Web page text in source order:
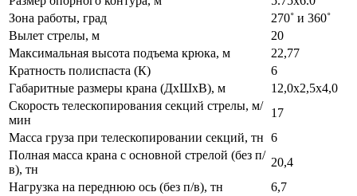
Зона работы, град
270˚ и 360˚
Вылет стрелы, м
20
Максимальная высота подъема крюка, м
22,77
Кратность полиспаста (К)
6
Габаритные размеры крана (ДхШхВ), м
12,0х2,5х4,0
Скорость телескопирования секций стрелы, м/
мин
17
Масса груза при телескопировании секций, тн 6
Полная масса крана с основной стрелой (без п/
в), тн
20,4
Нагрузка на переднюю ось (без п/в), тн
6,7